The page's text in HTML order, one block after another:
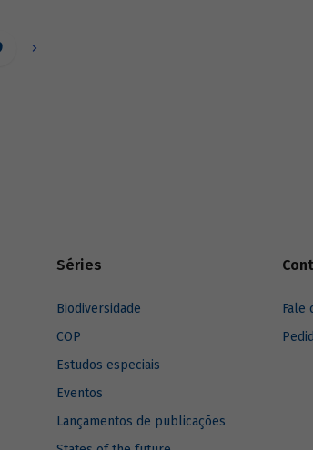
com o assunto.
Séries
Biodiversidade
COP
Estudos especiais
Eventos
Lançamentos de publicações
Fale